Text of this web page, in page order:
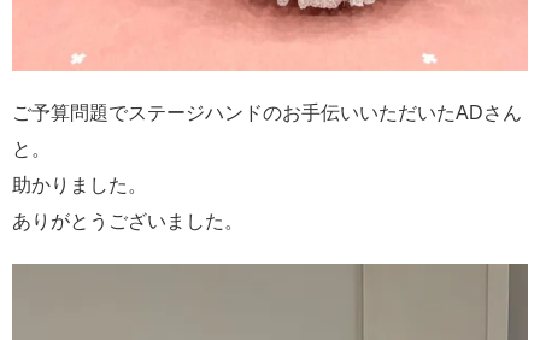
ご予算問題でステージハンドのお手伝いいただいたADさん
と。
助かりました。
ありがとうございました。